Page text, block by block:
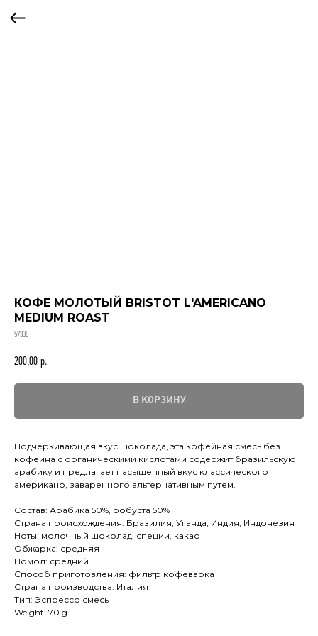
КОФЕ МОЛОТЫЙ BRISTOT L'AMERICANO
MEDIUM ROAST
57338
200,00 р.
В КОРЗИНУ
Подчеркивающая вкус шоколада, эта кофейная смесь без
кофеина с органическими кислотами содержит бразильскую
арабику и предлагает насыщенный вкус классического
американо, заваренного альтернативным путем.
Состав: Арабика 50%, робуста 50%
Страна происхождения: Бразилия, Уганда, Индия, Индонезия
Ноты: молочный шоколад, специи, какао
Обжарка: средняя
Помол: средний
Способ приготовления: фильтр кофеварка
Страна производства: Италия
Тип: Эспрессо смесь
Weight: 70 g